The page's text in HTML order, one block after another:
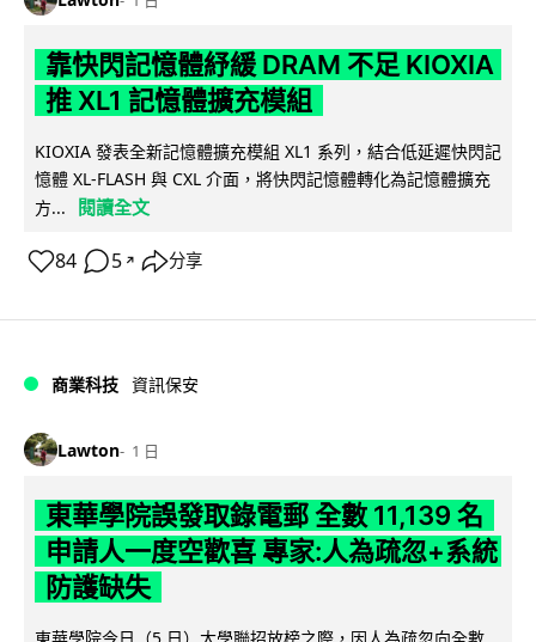
靠快閃記憶體紓緩 DRAM 不足 KIOXIA
推 XL1 記憶體擴充模組
KIOXIA 發表全新記憶體擴充模組 XL1 系列，結合低延遲快閃記
憶體 XL-FLASH 與 CXL 介面，將快閃記憶體轉化為記憶體擴充
方...
閱讀全文
84 5 ↗ 分享
商業科技 資訊保安
Lawton 1 日
東華學院誤發取錄電郵 全數 11,139 名
申請人一度空歡喜 專家:人為疏忽+系統
防護缺失